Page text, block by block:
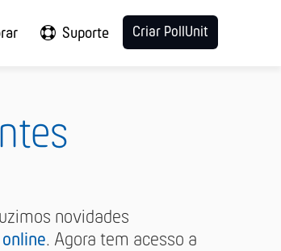
Suporte Criar PollUnit
novidades
. Agora tem acesso a